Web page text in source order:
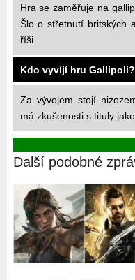
Hra se zaměřuje na
Šlo o střetnutí britských
říši.
Kdo vyvíjí hru Gallipoli?
Za vývojem stojí
má zkušenosti s tituly
Další podobné